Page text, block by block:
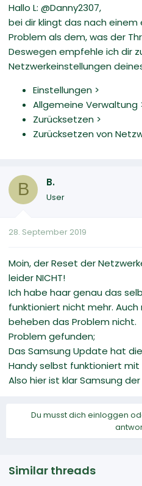
Hallo L: @Danny2307,
bei dir klingt das nach
Problem als dem, was der
Deswegen empfehle ich dir
Netzwerkeinstellungen
Einstellungen >
Allgemeine Verwaltung
Zurücksetzen >
Zurücksetzen von
B B.
User
28. September 2019
Moin, der Reset der
leider NICHT!
Ich habe haar genau das
funktioniert nicht mehr.
beheben das Problem nicht.
Problem gefunden;
Das Samsung Update hat
Handy selbst funktioniert mit
Also hier ist klar Samsung
Du musst dich einloggen
Similar threads